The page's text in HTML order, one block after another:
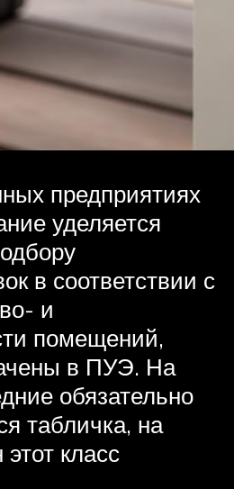
предприятиях
уделяется
в соответствии с
и
помещений,
в ПУЭ. На
обязательно
табличка, на
класс